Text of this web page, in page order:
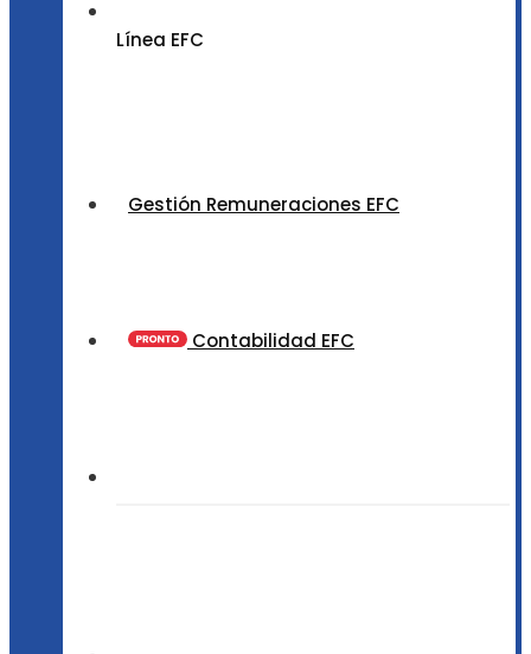
Línea EFC
Gestión Remuneraciones EFC
Contabilidad EFC